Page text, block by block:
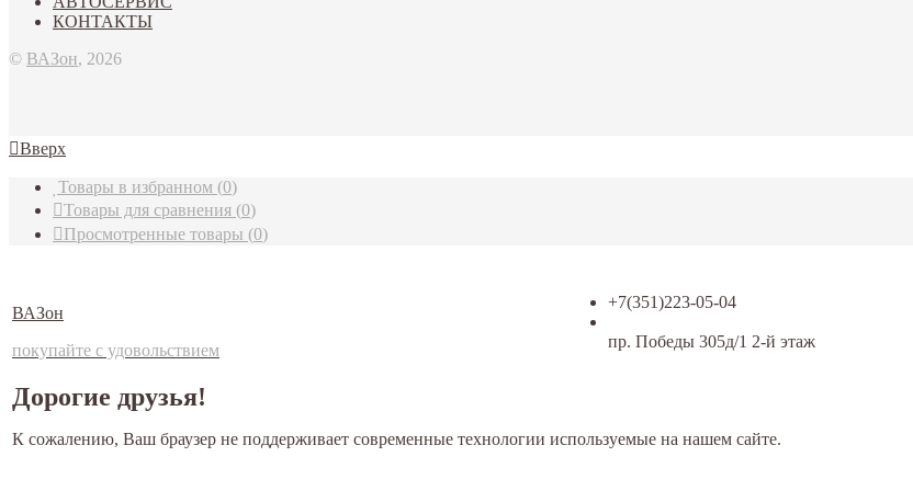
КОНТАКТЫ
© ВАЗон, 2026
Вверх
Товары в избранном (0)
Товары для сравнения (0)
Просмотренные товары (0)
ВАЗон
покупайте с удовольствием
+7(351)223-05-04
пр. Победы 305д/1 2-й этаж
Дорогие друзья!
К сожалению, Ваш браузер не поддерживает современные технологии используемые на нашем сайте.